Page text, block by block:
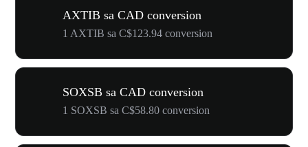
AXTIB sa CAD conversion
1 AXTIB sa C$123.94 conversion
SOXSB sa CAD conversion
1 SOXSB sa C$58.80 conversion